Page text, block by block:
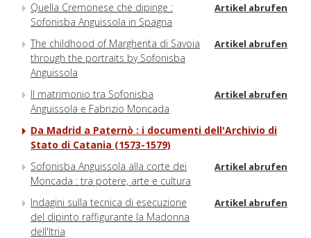
Quella Cremonese che dipinge :
Sofonisba Anguissola in Spagna
Artikel abrufen
The childhood of Margherita di Savoia
through the portraits by Sofonisba
Anguissola
Artikel abrufen
Il matrimonio tra Sofonisba
Anguissola e Fabrizio Moncada
Artikel abrufen
Da Madrid a Paternò : i documenti dell'Archivio di
Stato di Catania (1573-1579)
Sofonisba Anguissola alla corte dei
Moncada : tra potere, arte e cultura
Artikel abrufen
Indagini sulla tecnica di esecuzione
del dipinto raffigurante la Madonna
dell'Itria
Artikel abrufen